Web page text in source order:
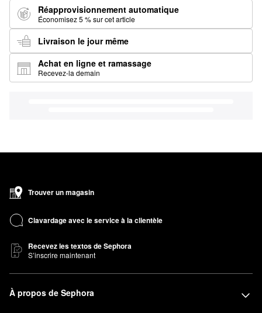
Réapprovisionnement automatique
Économisez 5 % sur cet article
Livraison le jour même
Achat en ligne et ramassage
Recevez-la demain
Trouver un magasin
Clavardage avec le service à la clientèle
Recevez les textos de Sephora
S’inscrire maintenant
À propos de Sephora